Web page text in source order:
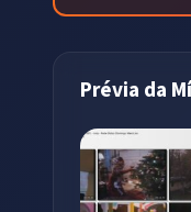
Prévia da